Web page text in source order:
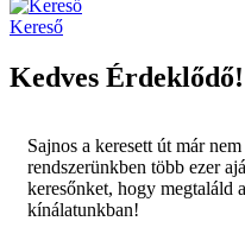
Kereső
Kedves Érdeklődő!
Sajnos a keresett út már
rendszerünkben több ezer
keresőnket, hogy megtaláld
kínálatunkban!